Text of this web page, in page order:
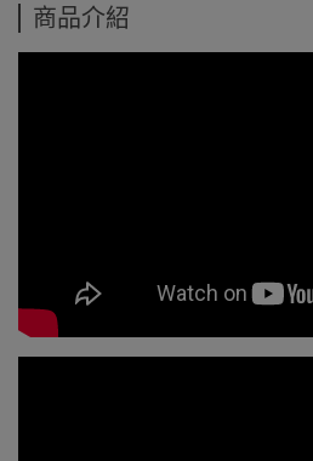
商品介紹